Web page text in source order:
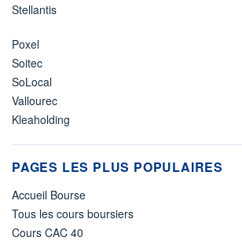
Stellantis
Poxel
Soitec
SoLocal
Vallourec
Kleaholding
PAGES LES PLUS POPULAIRES
Accueil Bourse
Tous les cours boursiers
Cours CAC 40